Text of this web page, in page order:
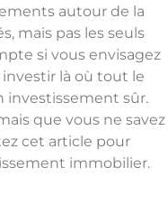
autour de la
mais pas les seuls
si vous envisagez
là où tout le
investissement sûr.
que vous ne savez
cet article pour
immobilier.